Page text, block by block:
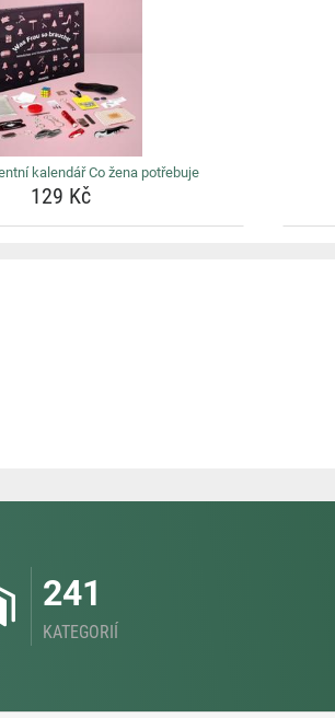
kalendář Co žena potřebuje
129 Kč
241
KATEGORIÍ